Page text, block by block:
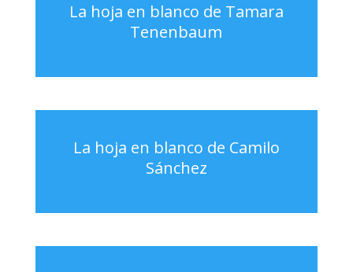
La hoja en blanco de Tamara
Tenenbaum
La hoja en blanco de Camilo
Sánchez